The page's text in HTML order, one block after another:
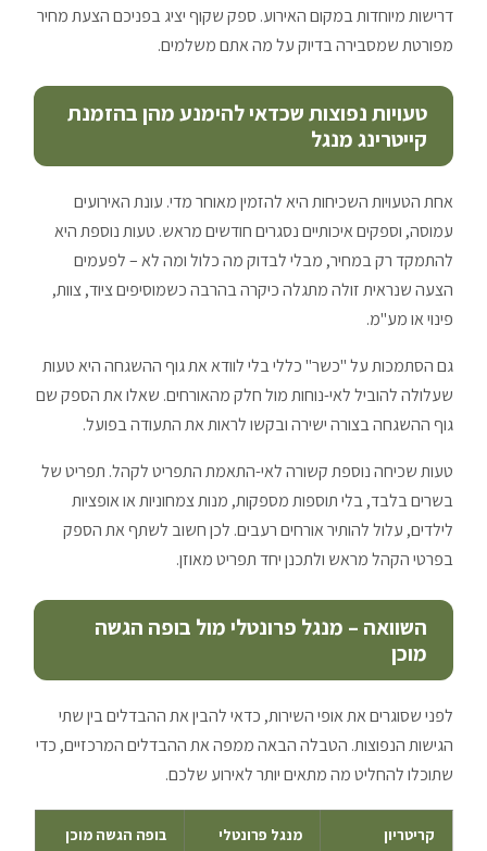
דרישות מיוחדות במקום האירוע. ספק שקוף יציג בפניכם הצעת מחיר
מפורטת שמסבירה בדיוק על מה אתם משלמים.
טעויות נפוצות שכדאי להימנע מהן בהזמנת
קייטרינג מנגל
אחת הטעויות השכיחות היא להזמין מאוחר מדי. עונת האירועים
עמוסה, וספקים איכותיים נסגרים חודשים מראש. טעות נוספת היא
להתמקד רק במחיר, מבלי לבדוק מה כלול ומה לא – לפעמים
הצעה שנראית זולה מתגלה כיקרה בהרבה כשמוסיפים ציוד, צוות,
פינוי או מע"מ.
גם הסתמכות על "כשר" כללי בלי לוודא את גוף ההשגחה היא טעות
שעלולה להוביל לאי-נוחות מול חלק מהאורחים. שאלו את הספק שם
גוף ההשגחה בצורה ישירה ובקשו לראות את התעודה בפועל.
טעות שכיחה נוספת קשורה לאי-התאמת התפריט לקהל. תפריט של
בשרים בלבד, בלי תוספות מספקות, מנות צמחוניות או אופציות
לילדים, עלול להותיר אורחים רעבים. לכן חשוב לשתף את הספק
בפרטי הקהל מראש ולתכנן יחד תפריט מאוזן.
השוואה – מנגל פרונטלי מול בופה הגשה
מוכן
לפני שסוגרים את אופי השירות, כדאי להבין את ההבדלים בין שתי
הגישות הנפוצות. הטבלה הבאה ממפה את ההבדלים המרכזיים, כדי
שתוכלו להחליט מה מתאים יותר לאירוע שלכם.
קריטריון
מנגל פרונטלי
בופה הגשה מוכן